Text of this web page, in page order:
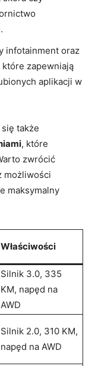
infotainment oraz
zapewniają
aplikacji w
także
, które
zwrócić
możliwości
maksymalny
Właściwości
Silnik 3.0, 335
KM, napęd na
AWD
Silnik 2.0, 310 KM,
​napęd na AWD